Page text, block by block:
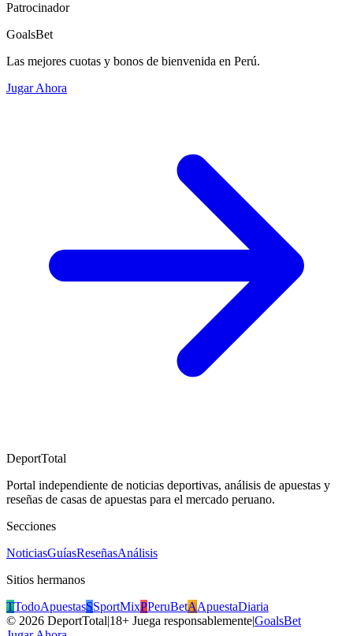
Patrocinador
GoalsBet
Las mejores cuotas y bonos de bienvenida en Perú.
Jugar Ahora
DeportTotal
Portal independiente de noticias deportivas, análisis de apuestas y
reseñas de casas de apuestas para el mercado peruano.
Secciones
NoticiasGuíasReseñasAnálisis
Sitios hermanos
TTodoApuestasSSportMixPPeruBetAApuestaDiaria
© 2026 DeportTotal|18+ Juega responsablemente|GoalsBet